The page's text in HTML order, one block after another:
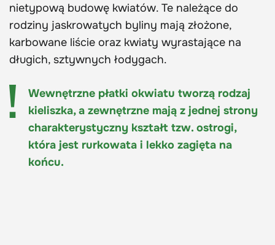
nietypową budowę kwiatów. Te należące do
rodziny jaskrowatych byliny mają złożone,
karbowane liście oraz kwiaty wyrastające na
długich, sztywnych łodygach.
Wewnętrzne płatki okwiatu tworzą rodzaj
kieliszka, a zewnętrzne mają z jednej strony
charakterystyczny kształt tzw. ostrogi,
która jest rurkowata i lekko zagięta na
końcu.